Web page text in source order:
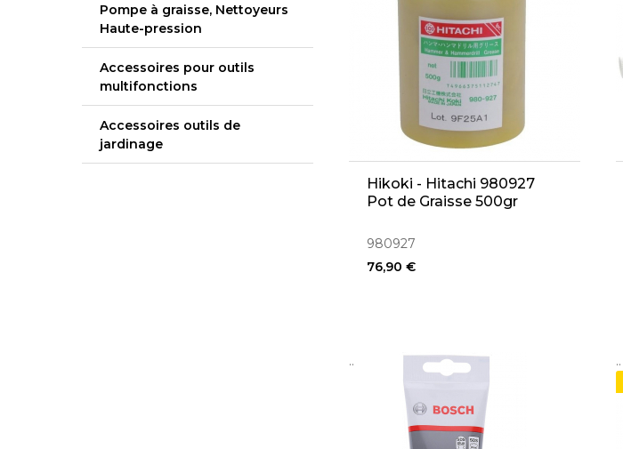
Pompe à graisse, Nettoyeurs
Haute-pression
Accessoires pour outils
multifonctions
Accessoires outils de
jardinage
Hikoki - Hitachi 980927
Pot de Graisse 500gr
980927
76,90 €
..
..